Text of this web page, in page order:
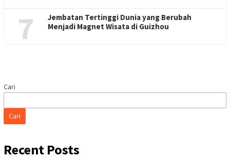
7
Jembatan Tertinggi Dunia yang Berubah
Menjadi Magnet Wisata di Guizhou
Cari
Cari
Recent Posts